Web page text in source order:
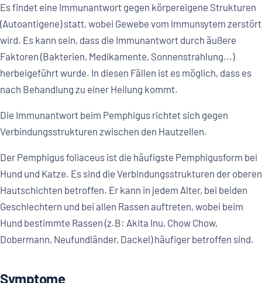
Es findet eine Immunantwort gegen körpereigene Strukturen
(Autoantigene) statt, wobei Gewebe vom Immunsytem zerstört
wird. Es kann sein, dass die Immunantwort durch äußere
Faktoren (Bakterien, Medikamente, Sonnenstrahlung...)
herbeigeführt wurde. In diesen Fällen ist es möglich, dass es
nach Behandlung zu einer Heilung kommt.
Die Immunantwort beim Pemphigus richtet sich gegen
Verbindungsstrukturen zwischen den Hautzellen.
Der Pemphigus foliaceus ist die häufigste Pemphigusform bei
Hund und Katze. Es sind die Verbindungsstrukturen der oberen
Hautschichten betroffen. Er kann in jedem Alter, bei beiden
Geschlechtern und bei allen Rassen auftreten, wobei beim
Hund bestimmte Rassen (z.B: Akita Inu, Chow Chow,
Dobermann, Neufundländer, Dackel) häufiger betroffen sind.
Symptome